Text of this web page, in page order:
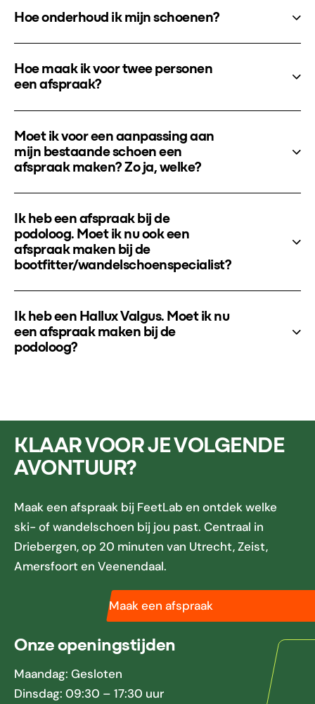
Hoe onderhoud ik mijn schoenen?
Hoe maak ik voor twee personen
een afspraak?
Moet ik voor een aanpassing aan
mijn bestaande schoen een
afspraak maken? Zo ja, welke?
Ik heb een afspraak bij de
podoloog. Moet ik nu ook een
afspraak maken bij de
bootfitter/wandelschoenspecialist?
Ik heb een Hallux Valgus. Moet ik nu
een afspraak maken bij de
podoloog?
KLAAR VOOR JE VOLGENDE
AVONTUUR?
Maak een afspraak bij FeetLab en ontdek welke
ski- of wandelschoen bij jou past. Centraal in
Driebergen, op 20 minuten van Utrecht, Zeist,
Amersfoort en Veenendaal.
Maak een afspraak
Onze openingstijden
Maandag: Gesloten
Dinsdag: 09:30 – 17:30 uur